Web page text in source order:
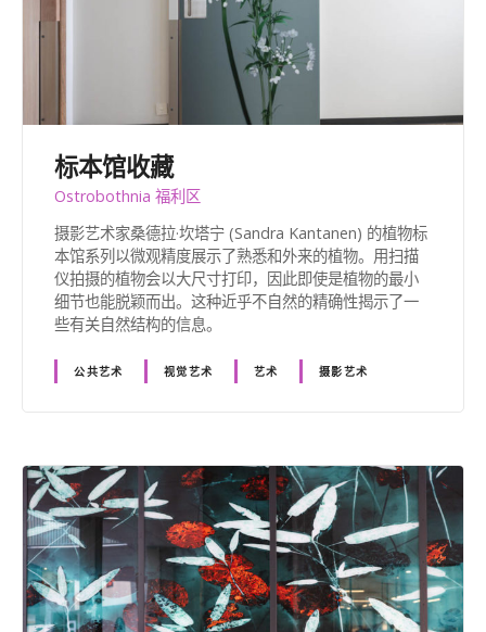
标本馆收藏
Ostrobothnia 福利区
摄影艺术家桑德拉·坎塔宁 (Sandra Kantanen) 的植物标
本馆系列以微观精度展示了熟悉和外来的植物。用扫描
仪拍摄的植物会以大尺寸打印，因此即使是植物的最小
细节也能脱颖而出。这种近乎不自然的精确性揭示了一
些有关自然结构的信息。
公共艺术 视觉艺术 艺术 摄影艺术